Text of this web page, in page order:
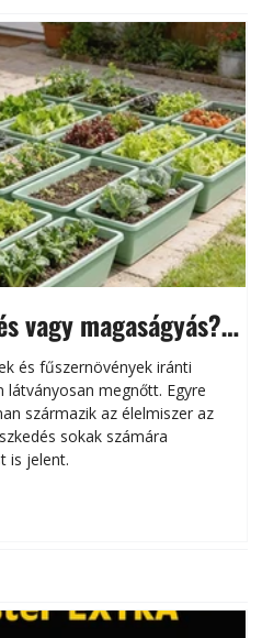
vagy magaságyás?
és fűszernövények iránti
látványosan megnőtt. Egyre
származik az élelmiszer az
sokak számára
is jelent.